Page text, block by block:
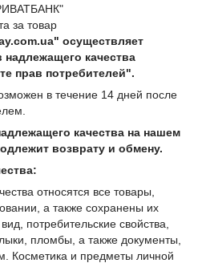
за товар
осуществляет
качества
прав потребителей".
в течение 14 дней после
качества на нашем
возврату и обмену.
относятся все товары,
а также сохранены их
потребительские свойства,
пломбы, а также документы,
Косметика и предметы личной